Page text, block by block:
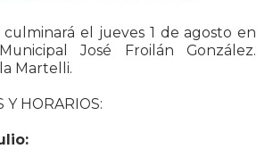
el jueves 1 de agosto en
José Froilán González.
Martelli.
Y HORARIOS: